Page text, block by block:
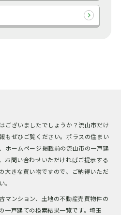
ございましたでしょうか？流山市だけ
もぜひご覧ください。ポラスの住まい
ホームページ掲載前の流山市の一戸建
お問い合わせいただければご提示する
大きな買い物ですので、ご納得いただ
。
マンション、土地の不動産売買物件の
一戸建ての検索結果一覧です。埼玉